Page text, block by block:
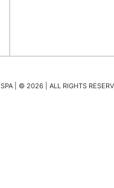
SPA | © 2026 | ALL RIGHTS